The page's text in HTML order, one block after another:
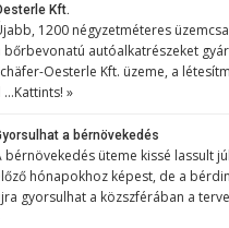
Kft.
1200 négyzetméteres
bőrbevonatú autóalkatrészeket
Oesterle Kft. üzeme, a
…Kattints! »
a bérnövekedés
bérnövekedés üteme kissé lassult
hónapokhoz képest, de a
gyorsulhat a közszférában a